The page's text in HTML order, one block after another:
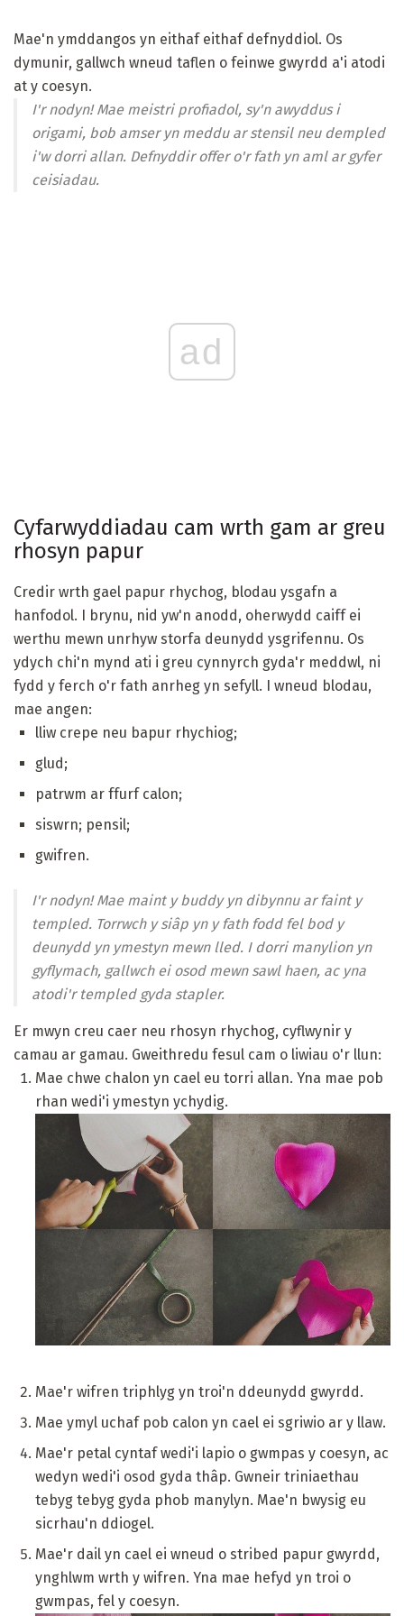
Mae'n ymddangos yn eithaf eithaf defnyddiol. Os
dymunir, gallwch wneud taflen o feinwe gwyrdd a'i atodi
at y coesyn.
I'r nodyn! Mae meistri profiadol, sy'n awyddus i
origami, bob amser yn meddu ar stensil neu dempled
i'w dorri allan. Defnyddir offer o'r fath yn aml ar gyfer
ceisiadau.
ad
Cyfarwyddiadau cam wrth gam ar greu
rhosyn papur
Credir wrth gael papur rhychog, blodau ysgafn a
hanfodol. I brynu, nid yw'n anodd, oherwydd caiff ei
werthu mewn unrhyw storfa deunydd ysgrifennu. Os
ydych chi'n mynd ati i greu cynnyrch gyda'r meddwl, ni
fydd y ferch o'r fath anrheg yn sefyll. I wneud blodau,
mae angen:
lliw crepe neu bapur rhychiog;
glud;
patrwm ar ffurf calon;
siswrn; pensil;
gwifren.
I'r nodyn! Mae maint y buddy yn dibynnu ar faint y
templed. Torrwch y siâp yn y fath fodd fel bod y
deunydd yn ymestyn mewn lled. I dorri manylion yn
gyflymach, gallwch ei osod mewn sawl haen, ac yna
atodi'r templed gyda stapler.
Er mwyn creu caer neu rhosyn rhychog, cyflwynir y
camau ar gamau. Gweithredu fesul cam o liwiau o'r llun:
Mae chwe chalon yn cael eu torri allan. Yna mae pob
rhan wedi'i ymestyn ychydig.
Mae'r wifren triphlyg yn troi'n ddeunydd gwyrdd.
Mae ymyl uchaf pob calon yn cael ei sgriwio ar y llaw.
Mae'r petal cyntaf wedi'i lapio o gwmpas y coesyn, ac
wedyn wedi'i osod gyda thâp. Gwneir triniaethau
tebyg tebyg gyda phob manylyn. Mae'n bwysig eu
sicrhau'n ddiogel.
Mae'r dail yn cael ei wneud o stribed papur gwyrdd,
ynghlwm wrth y wifren. Yna mae hefyd yn troi o
gwmpas, fel y coesyn.